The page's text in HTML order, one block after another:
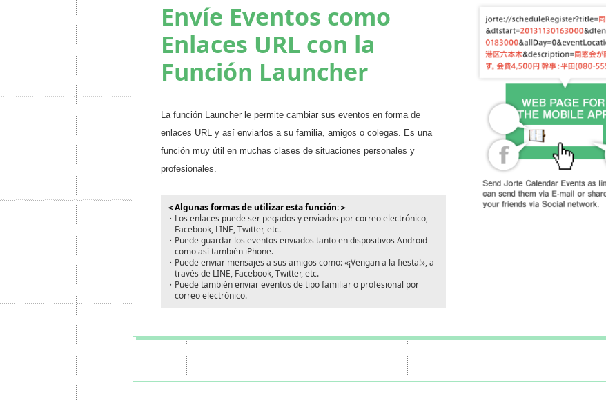
Envíe Eventos como
Enlaces URL con la
Función Launcher
La función Launcher le permite cambiar sus eventos en forma de
enlaces URL y así enviarlos a su familia, amigos o colegas. Es una
función muy útil en muchas clases de situaciones personales y
profesionales.
＜Algunas formas de utilizar esta función:＞
・Los enlaces puede ser pegados y enviados por correo electrónico,
Facebook, LINE, Twitter, etc.
・Puede guardar los eventos enviados tanto en dispositivos Android
como así también iPhone.
・Puede enviar mensajes a sus amigos como: «¡Vengan a la fiesta!», a
través de LINE, Facebook, Twitter, etc.
・Puede también enviar eventos de tipo familiar o profesional por
correo electrónico.